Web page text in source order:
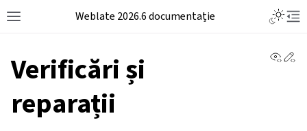
Weblate 2026.6 documentație
Verificări și
reparații